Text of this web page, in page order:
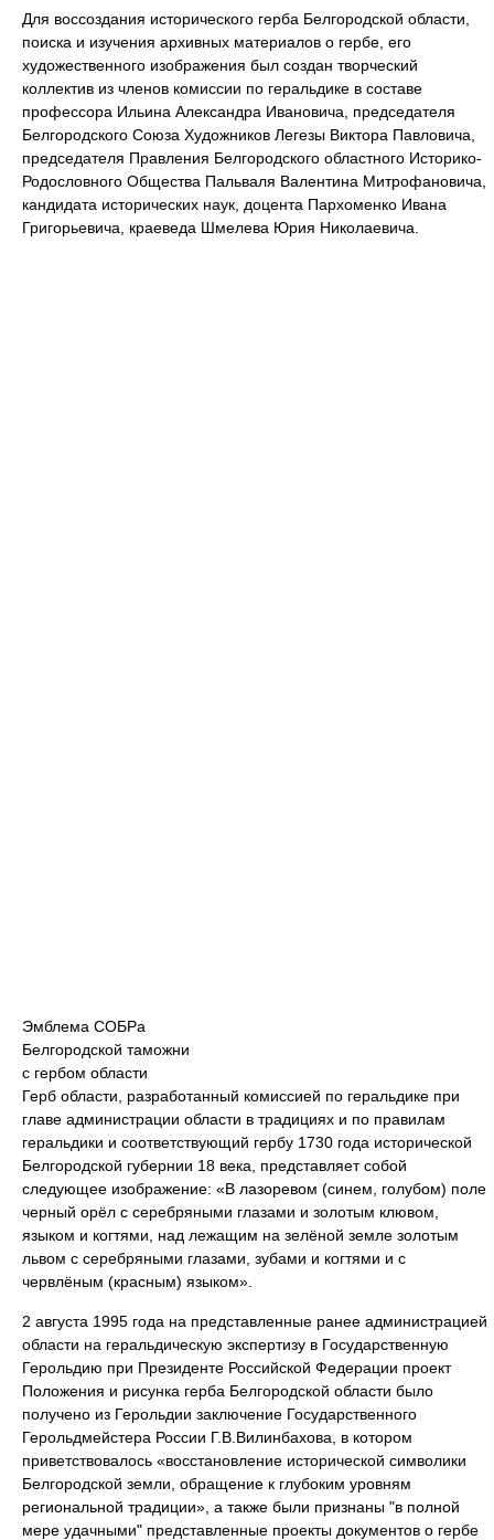
Для воссоздания исторического герба Белгородской области,
поиска и изучения архивных материалов о гербе, его
художественного изображения был создан творческий
коллектив из членов комиссии по геральдике в составе
профессора Ильина Александра Ивановича, председателя
Белгородского Союза Художников Легезы Виктора Павловича,
председателя Правления Белгородского областного Историко-
Родословного Общества Пальваля Валентина Митрофановича,
кандидата исторических наук, доцента Пархоменко Ивана
Григорьевича, краеведа Шмелева Юрия Николаевича.
Эмблема СОБРа
Белгородской таможни
с гербом области
Герб области, разработанный комиссией по геральдике при
главе администрации области в традициях и по правилам
геральдики и соответствующий гербу 1730 года исторической
Белгородской губернии 18 века, представляет собой
следующее изображение: «В лазоревом (синем, голубом) поле
черный орёл с серебряными глазами и золотым клювом,
языком и когтями, над лежащим на зелёной земле золотым
львом с серебряными глазами, зубами и когтями и с
червлёным (красным) языком».
2 августа 1995 года на представленные ранее администрацией
области на геральдическую экспертизу в Государственную
Герольдию при Президенте Российской Федерации проект
Положения и рисунка герба Белгородской области было
получено из Герольдии заключение Государственного
Герольдмейстера России Г.В.Вилинбахова, в котором
приветствовалось «восстановление исторической символики
Белгородской земли, обращение к глубоким уровням
региональной традиции», а также были признаны "в полной
мере удачными" представленные проекты документов о гербе